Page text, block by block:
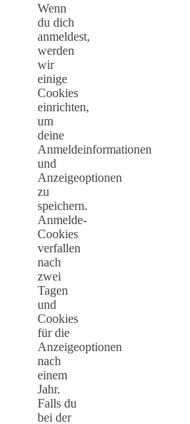
Wenn
du dich
anmeldest,
werden
wir
einige
Cookies
einrichten,
um
deine
Anmeldeinformationen
und
Anzeigeoptionen
zu
speichern.
Anmelde-
Cookies
verfallen
nach
zwei
Tagen
und
Cookies
für die
Anzeigeoptionen
nach
einem
Jahr.
Falls du
bei der